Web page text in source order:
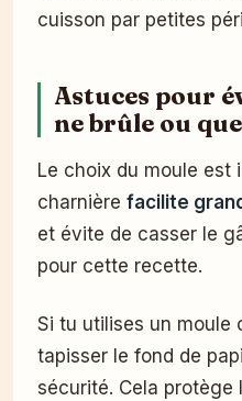
cuisson par petites
Astuces pour
ne brûle ou
Le choix du moule est
charnière facilite
et évite de casser le
pour cette recette.
Si tu utilises un moule
tapisser le fond de
sécurité. Cela protège